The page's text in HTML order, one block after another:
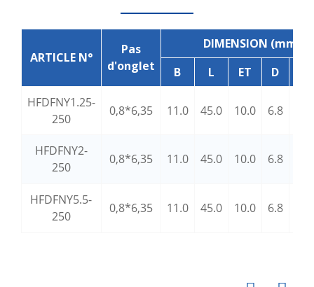
ARTICLE N°
Pas
d'onglet
DIMENSION (mm)
B
L ET D
HFDFNY1.25-
250
0,8*6,35 11.0 45.0 10.0 6.8
HFDFNY2-
250
0,8*6,35 11.0 45.0 10.0 6.8
HFDFNY5.5-
250
0,8*6,35 11.0 45.0 10.0 6.8